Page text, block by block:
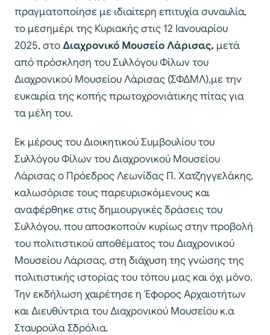
πραγματοποίησε με ιδιαίτερη επιτυχία συναυλία,
το μεσημέρι της Κυριακής στις 12 Ιανουαρίου
2025, στοΔιαχρονικό Μουσείο Λάρισας, μετά
από πρόσκληση του Συλλόγου Φίλων του
Διαχρονικού Μουσείου Λάρισας (ΣΦΔΜΛ),με την
ευκαιρία της κοπής πρωτοχρονιάτικης πίτας για
τα μέλη του.
Εκ μέρους του Διοικητικού Συμβουλίου του
Συλλόγου Φίλων του Διαχρονικού Μουσείου
Λάρισας ο Πρόεδρος Λεωνίδας Π. Χατζηγγελάκης,
καλωσόρισε τους παρευρισκόμενους και
αναφέρθηκε στις δημιουργικές δράσεις του
Συλλόγου, που αποσκοπούν κυρίως στην προβολή
του πολιτιστικού αποθέματος του Διαχρονικού
Μουσείου Λάρισας, στη διάχυση της γνώσης της
πολιτιστικής ιστορίας του τόπου μας και όχι μόνο.
Την εκδήλωση χαιρέτησε η Έφορος Αρχαιοτήτων
και Διευθύντρια του Διαχρονικού Μουσείου κ.α
Σταυρούλα Σδρόλια.